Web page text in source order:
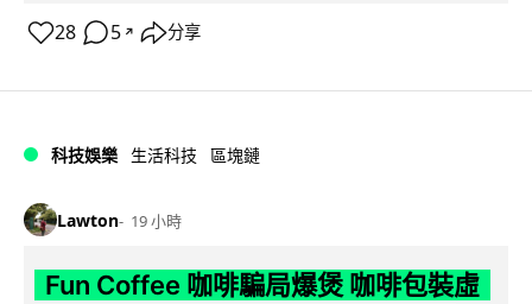
28 5 ↗ 分享
科技娛樂 生活科技 區塊鏈
Lawton 19 小時
Fun Coffee 咖啡騙局爆煲 咖啡包裝虛